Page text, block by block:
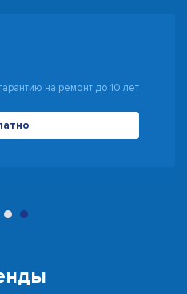
500 руб
на ремонт до 10 лет